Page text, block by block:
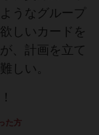
うなグループ
しいカードを
、計画を立て
しい。
た方